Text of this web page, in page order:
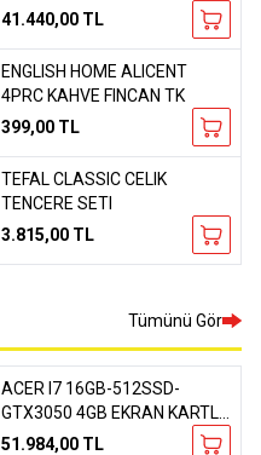
16GB- 512GB SSD-RADEON
GRAPHICS FREEDOS LAPTOP
41.440,00TL
Yeni
Favorilere Ekle
ENGLISH HOME ALICENT
4PRC KAHVE FINCAN TK
399,00TL
Yeni
Favorilere Ekle
TEFAL CLASSIC CELIK
TENCERE SETI
3.815,00TL
Tümünü Gör
Yeni
Favorilere Ekle
ACER I7 16GB-512SSD-
GTX3050 4GB EKRAN KARTLI-
NITRO NH.QELEY.00A
51.984,00TL